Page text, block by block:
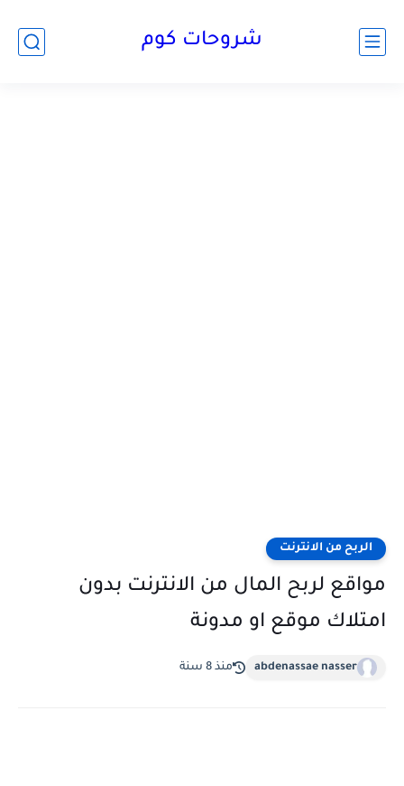
شروحات كوم
الربح من الانترنت
مواقع لربح المال من الانترنت بدون
امتلاك موقع او مدونة
abdenassae nasser منذ 8 سنة